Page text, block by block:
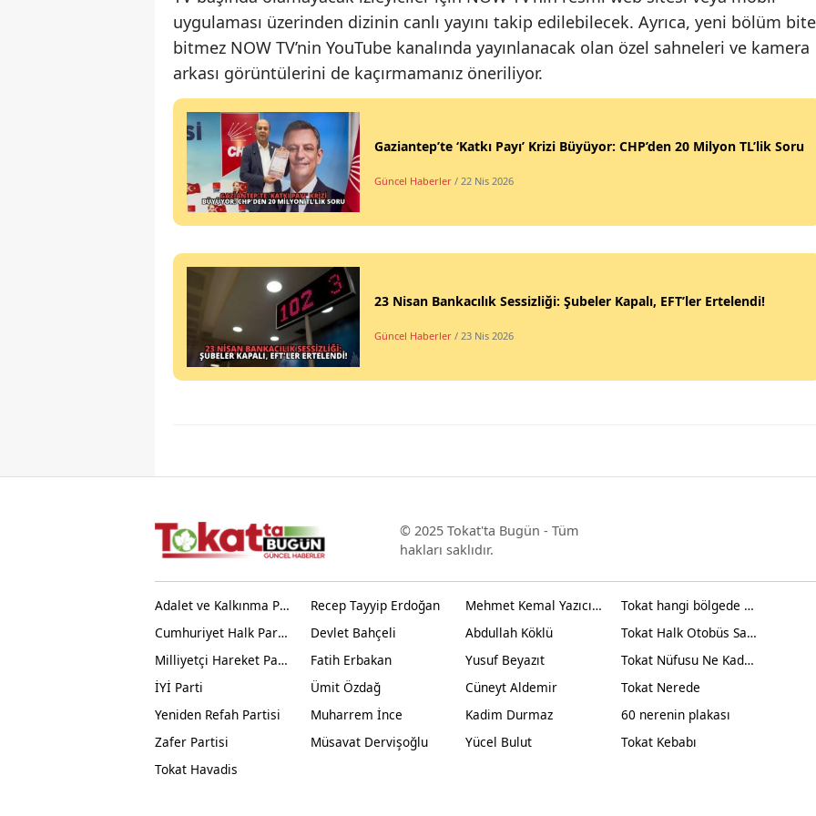
uygulaması üzerinden dizinin canlı yayını takip edilebilecek. Ayrıca, yeni bölüm
bitmez NOW TV’nin YouTube kanalında yayınlanacak olan özel sahneleri ve kamera
arkası görüntülerini de kaçırmamanız öneriliyor.
Gaziantep’te ‘Katkı Payı’ Krizi Büyüyor: CHP’den 20 Milyon TL’lik Soru
Güncel Haberler / 22 Nis 2026
23 Nisan Bankacılık Sessizliği: Şubeler Kapalı, EFT’ler Ertelendi!
Güncel Haberler / 23 Nis 2026
© 2025 Tokat'ta Bugün - Tüm
hakları saklıdır.
Adalet ve Kalkınma Partisi
Cumhuriyet Halk Partisi
Milliyetçi Hareket Partisi
İYİ Parti
Yeniden Refah Partisi
Zafer Partisi
Tokat Havadis
Recep Tayyip Erdoğan
Devlet Bahçeli
Fatih Erbakan
Ümit Özdağ
Muharrem İnce
Müsavat Dervişoğlu
Mehmet Kemal Yazıcıoğlu
Abdullah Köklü
Yusuf Beyazıt
Cüneyt Aldemir
Kadim Durmaz
Yücel Bulut
Tokat hangi bölgede yer alır?
Tokat Halk Otobüs Saatleri
Tokat Nüfusu Ne Kadar 2024
Tokat Nerede
60 nerenin plakası
Tokat Kebabı